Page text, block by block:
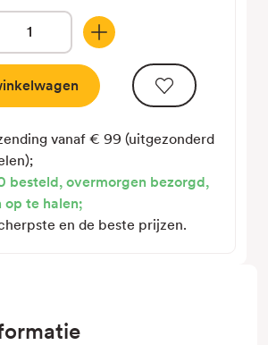
Hoeveelheid
verhogen
van
Sunbeam
screw
vanaf € 99 (uitgezonderd
besteld, overmorgen bezorgd,
op te halen;
en de beste prijzen.